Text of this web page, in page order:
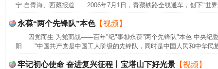
宁 自青海、西藏报道 2006年7月1日，青藏铁路全线通车，创下"世界
永葆“两个先锋队”本色【视频】
因党而生 为党而战——百年"纪"事⑩永葆"两个先锋队"本色 中央纪
阳 "中国共产党是中国工人阶级的先锋队，同时是中国人民和中华民
牢记初心使命 奋进复兴征程丨宝塔山下好光景 【视频】